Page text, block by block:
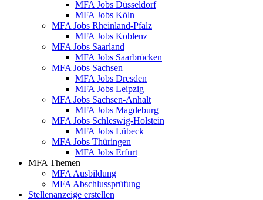
MFA Jobs Düsseldorf
MFA Jobs Köln
MFA Jobs Rheinland-Pfalz
MFA Jobs Koblenz
MFA Jobs Saarland
MFA Jobs Saarbrücken
MFA Jobs Sachsen
MFA Jobs Dresden
MFA Jobs Leipzig
MFA Jobs Sachsen-Anhalt
MFA Jobs Magdeburg
MFA Jobs Schleswig-Holstein
MFA Jobs Lübeck
MFA Jobs Thüringen
MFA Jobs Erfurt
MFA Themen
MFA Ausbildung
MFA Abschlussprüfung
Stellenanzeige erstellen